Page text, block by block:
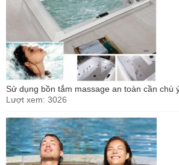
Sử dụng bồn tắm massage an toàn cần chú
Lượt xem: 3026